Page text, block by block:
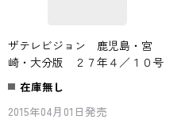
ザテレビジョン 鹿児島・宮
崎・大分版 ２７年４／１０号
在庫無し
2015年04月01日発売